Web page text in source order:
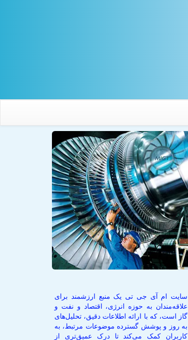
سایت ام آی جی تی یک منبع ارزشمند برای
علاقه‌مندان به حوزه انرژی، اقتصاد و نفت و
گاز است، که با ارائه اطلاعات دقیق، تحلیل‌های
به روز و پوشش گسترده موضوعات مرتبط، به
کاربران کمک می‌کند تا درک عمیق‌تری از